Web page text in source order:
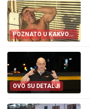
POZNATO U KAKVOM
JE STANJU
OVO SU DETALJI